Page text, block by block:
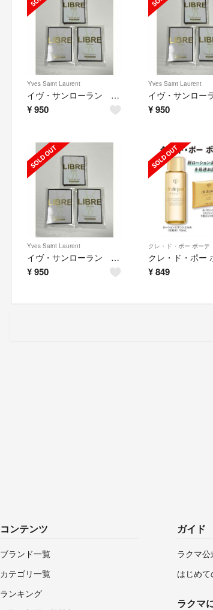
Yves Saint Laurent
イヴ・サンローラン リブレ ローニュ 2ml リブレローニュ 3個
¥950
Yves Saint Laurent
¥950
Yves Saint Laurent
イヴ・サンローラン リブレ ローニュ 2ml リブレローニュ 3個
¥950
クレ・ド・ポー ボーテ
¥849
コンテンツ
ブランド一覧
カテゴリ一覧
ランキング
ガイド
ラクマ公
はじめ
ラクマ